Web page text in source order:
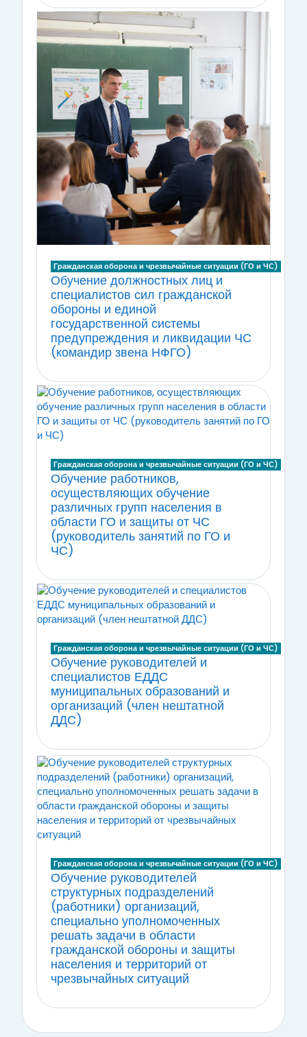
Гражданская оборона и чрезвычайные ситуации (ГО и ЧС)
Обучение должностных лиц и
специалистов сил гражданской
обороны и единой
государственной системы
предупреждения и ликвидации ЧС
(командир звена НФГО)
Гражданская оборона и чрезвычайные ситуации (ГО и ЧС)
Обучение работников,
осуществляющих обучение
различных групп населения в
области ГО и защиты от ЧС
(руководитель занятий по ГО и
ЧС)
Гражданская оборона и чрезвычайные ситуации (ГО и ЧС)
Обучение руководителей и
специалистов ЕДДС
муниципальных образований и
организаций (член нештатной
ДДС)
Гражданская оборона и чрезвычайные ситуации (ГО и ЧС)
Обучение руководителей
структурных подразделений
(работники) организаций,
специально уполномоченных
решать задачи в области
гражданской обороны и защиты
населения и территорий от
чрезвычайных ситуаций